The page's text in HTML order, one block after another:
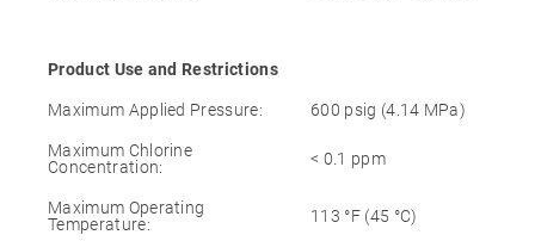
Product Use and Restrictions
Maximum Applied Pressure: 600 psig (4.14 MPa)
Maximum Chlorine
Concentration:
< 0.1 ppm
Maximum Operating
Temperature:
113 °F (45 °C)